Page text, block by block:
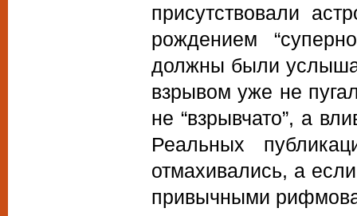
присутствовали
рождением
должны были
взрывом уже не
не “взрывчато”, а
Реальных
отмахивались, а
привычными